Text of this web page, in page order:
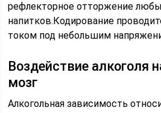
рефлекторное отторжение
напитков.Кодирование
током под небольшим
Воздействие алкоголя
мозг
Алкогольная зависимость